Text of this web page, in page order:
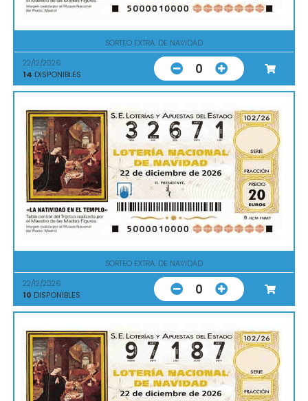
SORTEO EXTRA. DE NAVIDAD
22/12/2026
14 DISPONIBLES 0
SORTEO EXTRA. DE NAVIDAD
22/12/2026
10 DISPONIBLES 0